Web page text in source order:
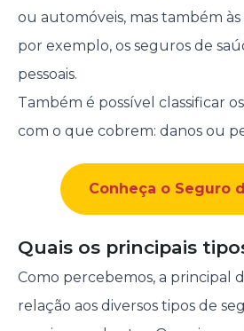
ou automóveis, mas também às
por exemplo, os seguros de
pessoais.
Também é possível classificar
com o que cobrem: danos ou
Conheça o Seguro
Quais os principais
Como percebemos, a principal
relação aos diversos tipos de